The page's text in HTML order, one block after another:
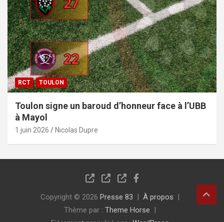
RCT TOULON
Toulon signe un baroud d’honneur face à l’UBB
à Mayol
1 juin 2026 Nicolas Dupre
Copyright © 2026 Presse 83
À propos
Thème par : Theme Horse